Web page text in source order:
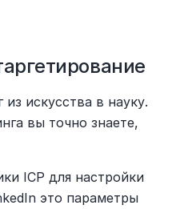
искусства в науку.
вы точно знаете,
ICP для настройки
это параметры